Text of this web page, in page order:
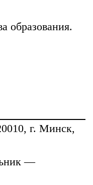
образования.
г. Минск,
—